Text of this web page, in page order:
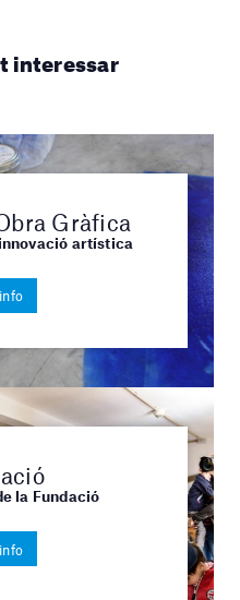
interessar
Gràfica
artística
la Fundació